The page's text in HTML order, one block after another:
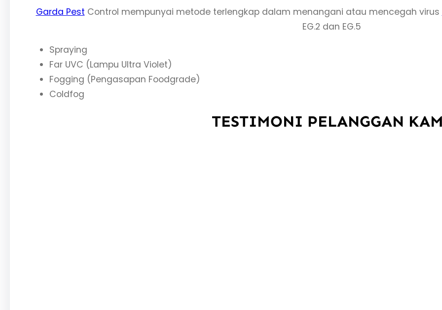
Garda Pest Control mempunyai metode terlengkap dalam menangani atau mencegah virus
EG.2 dan EG.5
Spraying
Far UVC (Lampu Ultra Violet)
Fogging (Pengasapan Foodgrade)
Coldfog
TESTIMONI PELANGGAN